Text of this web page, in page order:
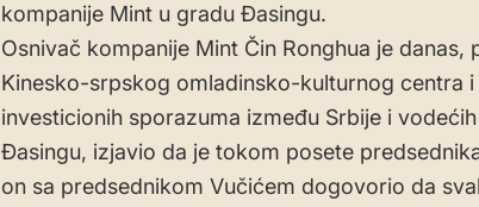
kompanije Mint u gradu Đasingu.
Osnivač kompanije Mint Čin Ronghua je danas,
Kinesko-srpskog omladinsko-kulturnog centra
investicionih sporazuma između Srbije i
Đasingu, izjavio da je tokom posete
on sa predsednikom Vučićem dogovorio da